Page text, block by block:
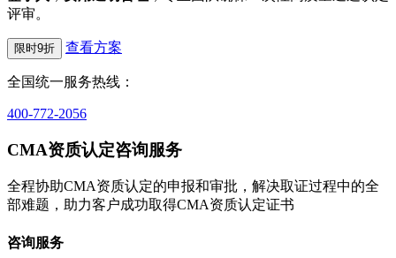
评审。
限时9折 查看方案
全国统一服务热线：
400-772-2056
CMA资质认定咨询服务
全程协助CMA资质认定的申报和审批，解决取证过程中的全
部难题，助力客户成功取得CMA资质认定证书
咨询服务